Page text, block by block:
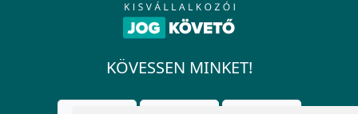
KÖVESSEN MINKET!